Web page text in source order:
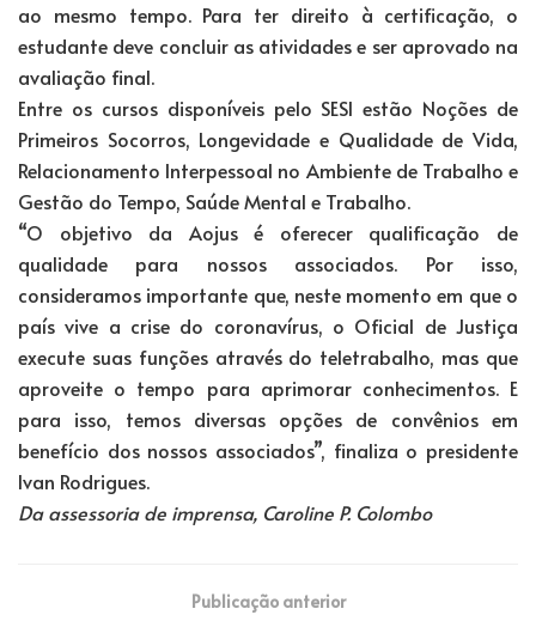
ao mesmo tempo. Para ter direito à certificação, o
estudante deve concluir as atividades e ser aprovado na
avaliação final.
Entre os cursos disponíveis pelo SESI estão Noções de
Primeiros Socorros, Longevidade e Qualidade de Vida,
Relacionamento Interpessoal no Ambiente de Trabalho e
Gestão do Tempo, Saúde Mental e Trabalho.
“O objetivo da Aojus é oferecer qualificação de
qualidade para nossos associados. Por isso,
consideramos importante que, neste momento em que o
país vive a crise do coronavírus, o Oficial de Justiça
execute suas funções através do teletrabalho, mas que
aproveite o tempo para aprimorar conhecimentos. E
para isso, temos diversas opções de convênios em
benefício dos nossos associados”, finaliza o presidente
Ivan Rodrigues.
Da assessoria de imprensa, Caroline P. Colombo
Publicação anterior